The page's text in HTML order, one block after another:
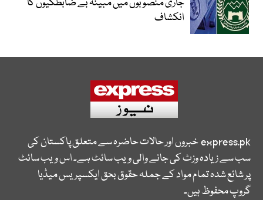
جاری منصوبوں میں مبینہ بے ضابطگیوں کا
انکشاف
express.pkخبروں اور حالات حاضرہ سے متعلق پاکستان کی
سب سے زیادہ وزٹ کی جانے والی ویب سائٹ ہے۔ اس ویب سائٹ
پر شائع شدہ تمام مواد کے جملہ حقوق بحق ایکسپریس میڈیا
گروپ محفوظ ہیں۔